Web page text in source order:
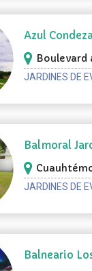
Azul
Boulevard
JARDINES DE
Balmoral
Querétaro
JARDINES DE
Balneario